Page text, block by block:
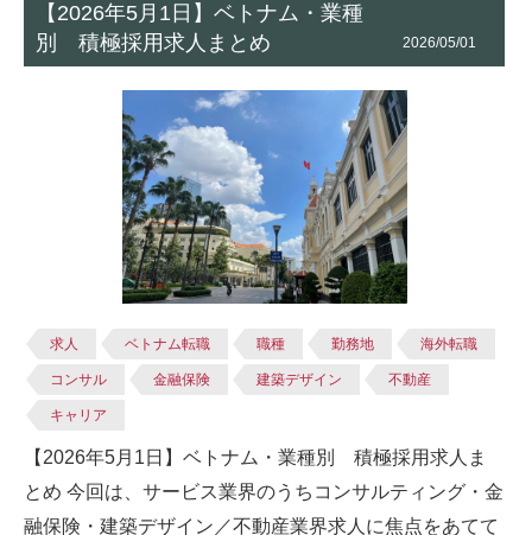
【2026年5月1日】ベトナム・業種
別 積極採用求人まとめ
2026/05/01
求人 ベトナム転職 職種 勤務地 海外転職
コンサル 金融保険 建築デザイン 不動産
キャリア
【2026年5月1日】ベトナム・業種別 積極採用求人ま
とめ 今回は、サービス業界のうちコンサルティング・金
融保険・建築デザイン／不動産業界求人に焦点をあてて